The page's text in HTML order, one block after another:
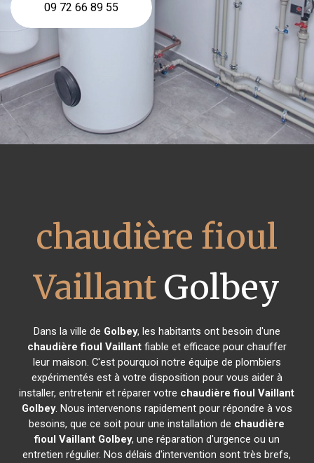
09 72 66 89 55
chaudière fioul
Vaillant Golbey
Dans la ville de Golbey, les habitants ont besoin d'une
chaudière fioul Vaillantfiable et efficace pour chauffer
leur maison. C'est pourquoi notre équipe de plombiers
expérimentés est à votre disposition pour vous aider à
installer, entretenir et réparer votre chaudière fioul Vaillant
Golbey. Nous intervenons rapidement pour répondre à vos
besoins, que ce soit pour une installation de chaudière
fioul Vaillant Golbey, une réparation d'urgence ou un
entretien régulier. Nos délais d'intervention sont très brefs,